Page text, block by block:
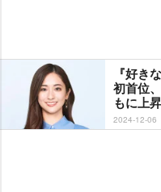
『好き
初首位
もに上
2024-12-06